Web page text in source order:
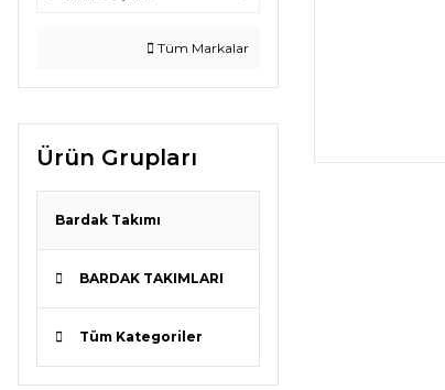
Tüm Markalar
Ürün Grupları
Bardak Takımı
BARDAK TAKIMLARI
Tüm Kategoriler